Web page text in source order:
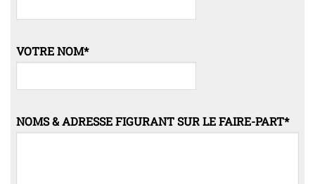
VOTRE NOM*
NOMS & ADRESSE FIGURANT SUR LE FAIRE-PART*